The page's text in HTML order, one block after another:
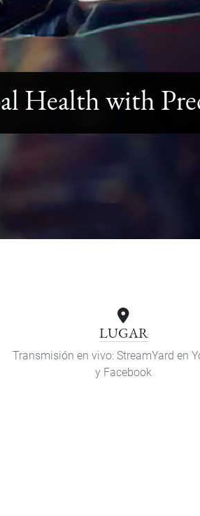
Health with
LUGAR
Transmisión en vivo: StreamYard en
y Facebook